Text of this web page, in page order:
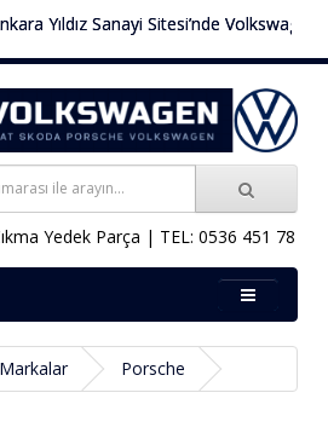
Yıldız Sanayi Sitesi’nde Volkswagen
Yedek Parça | TEL: 0536 451 78 00
Markalar Porsche